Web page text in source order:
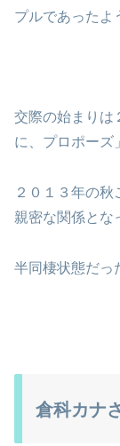
プルであったよ
交際の始まりは
に、プロポーズ
２０１３年の
親密な関係とな
半同棲状態だっ
倉科カナ